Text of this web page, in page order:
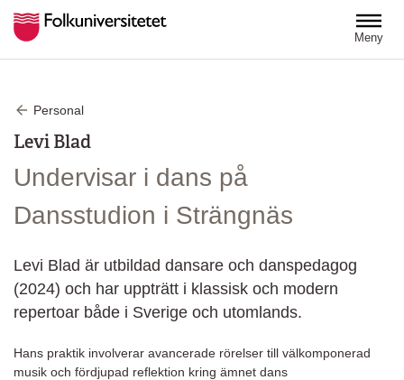
Meny
Personal
Levi Blad
Undervisar i dans på
Dansstudion i Strängnäs
Levi Blad är utbildad dansare och danspedagog
(2024) och har uppträtt i klassisk och modern
repertoar både i Sverige och utomlands.
Hans praktik involverar avancerade rörelser till välkomponerad
musik och fördjupad reflektion kring ämnet dans